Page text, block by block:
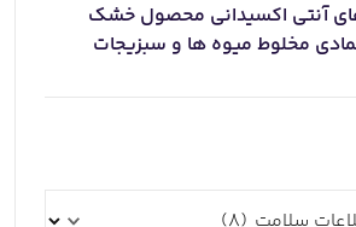
آنتی اکسیدانی محصول خشک
مخلوط میوه ها و سبزیجات